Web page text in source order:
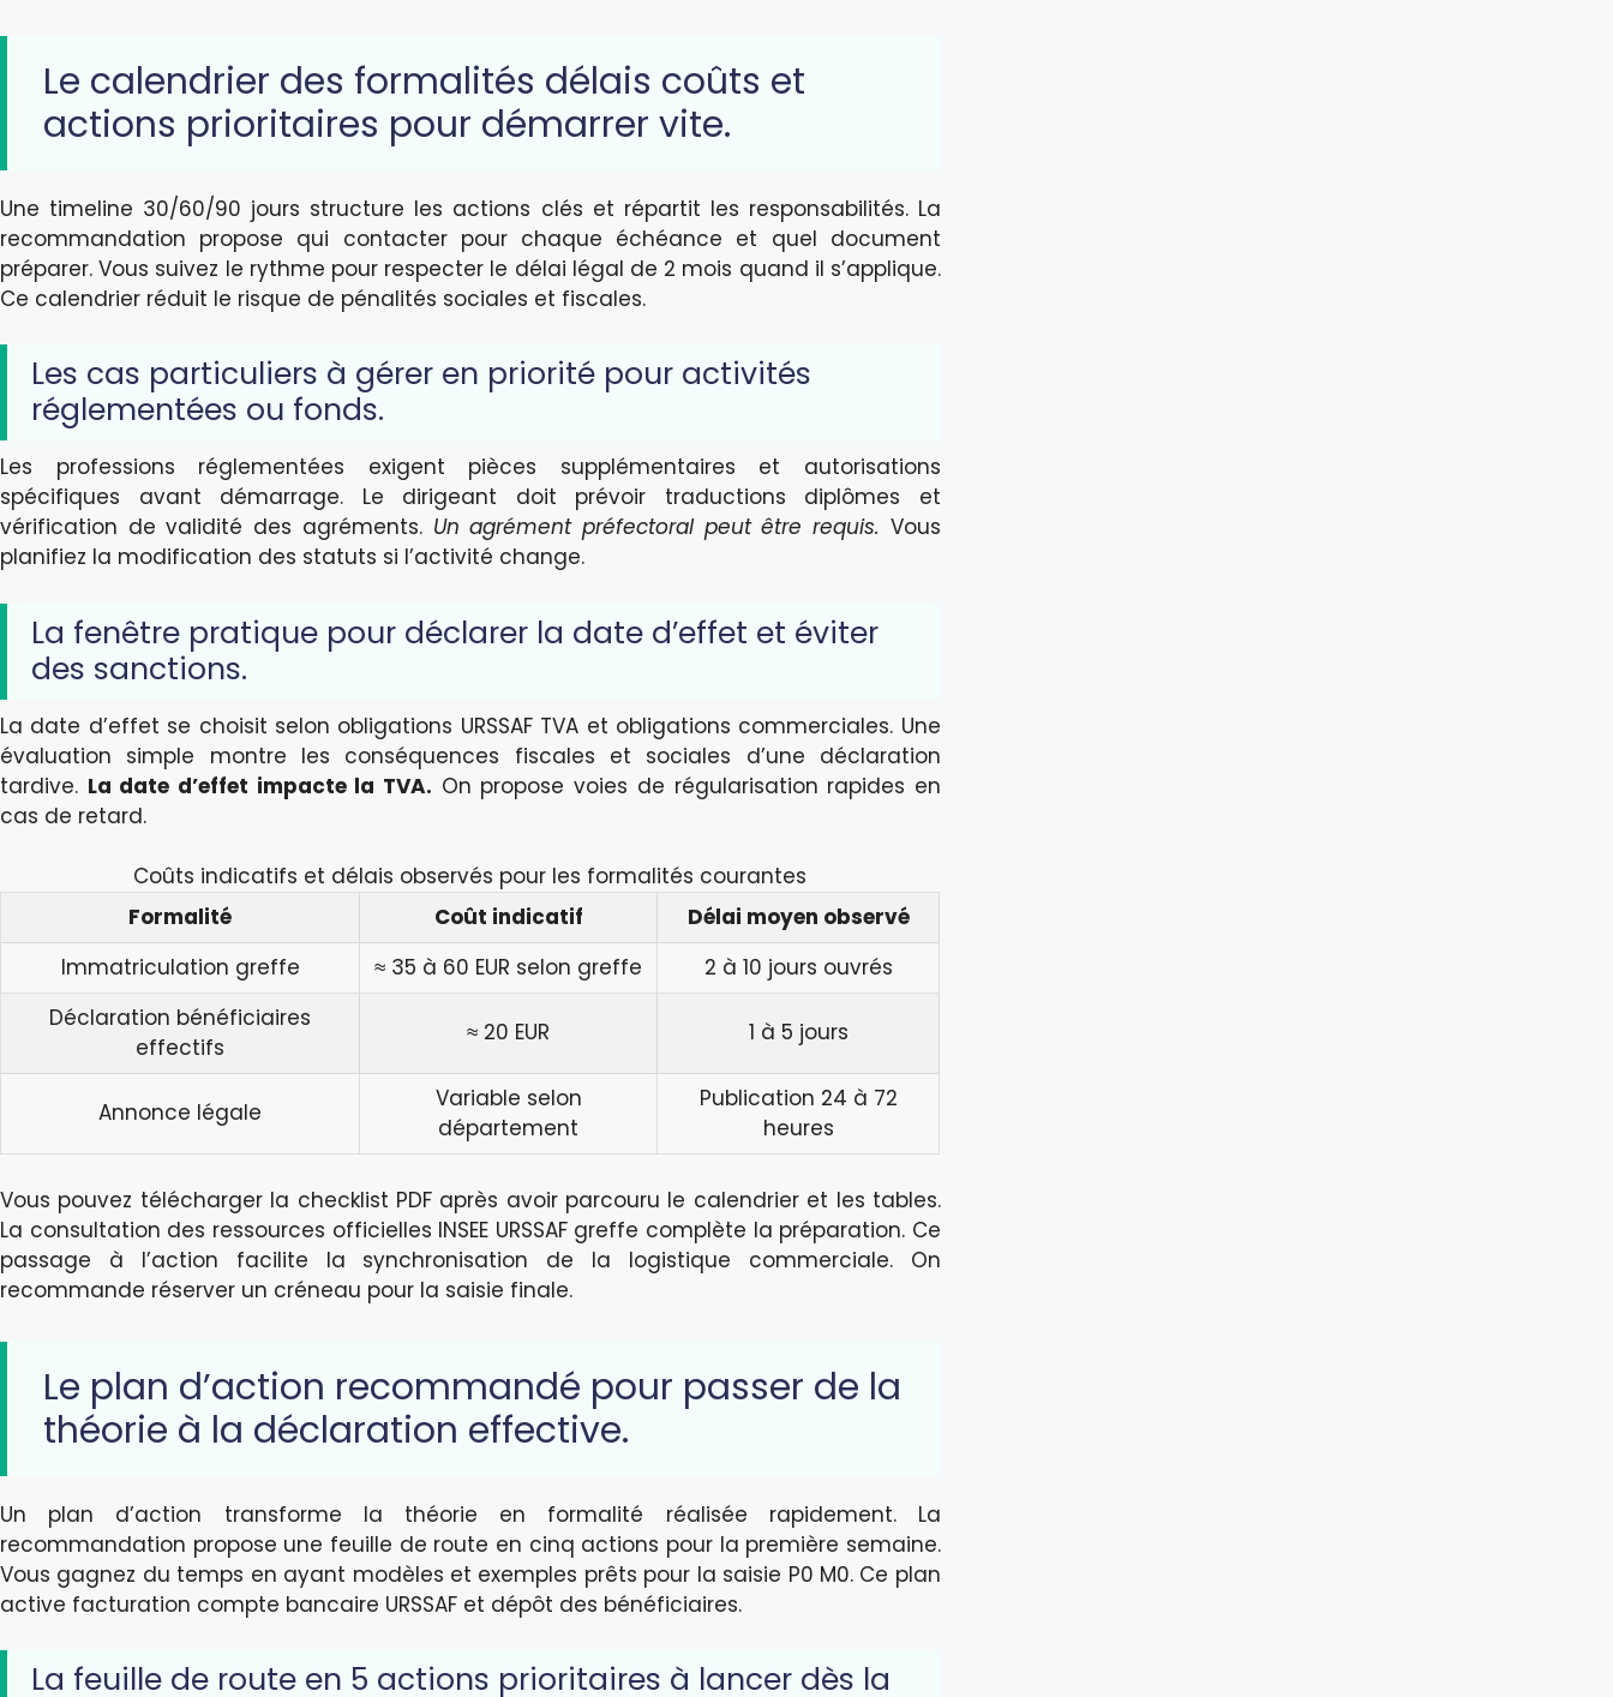
Le calendrier des formalités délais coûts et
actions prioritaires pour démarrer vite.
Une timeline 30/60/90 jours structure les actions clés et répartit les responsabilités. La
recommandation propose qui contacter pour chaque échéance et quel document
préparer. Vous suivez le rythme pour respecter le délai légal de 2 mois quand il s’applique.
Ce calendrier réduit le risque de pénalités sociales et fiscales.
Les cas particuliers à gérer en priorité pour activités
réglementées ou fonds.
Les professions réglementées exigent pièces supplémentaires et autorisations
spécifiques avant démarrage. Le dirigeant doit prévoir traductions diplômes et
vérification de validité des agréments. Un agrément préfectoral peut être requis. Vous
planifiez la modification des statuts si l’activité change.
La fenêtre pratique pour déclarer la date d’effet et éviter
des sanctions.
La date d’effet se choisit selon obligations URSSAF TVA et obligations commerciales. Une
évaluation simple montre les conséquences fiscales et sociales d’une déclaration
tardive. La date d’effet impacte la TVA. On propose voies de régularisation rapides en
cas de retard.
Coûts indicatifs et délais observés pour les formalités courantes
Formalité
Coût indicatif
Délai moyen observé
Immatriculation greffe
≈ 35 à 60 EUR selon greffe
2 à 10 jours ouvrés
Déclaration bénéficiaires
effectifs
≈ 20 EUR 1 à 5 jours
Annonce légale
Variable selon
département
Publication 24 à 72
heures
Vous pouvez télécharger la checklist PDF après avoir parcouru le calendrier et les tables.
La consultation des ressources officielles INSEE URSSAF greffe complète la préparation. Ce
passage à l’action facilite la synchronisation de la logistique commerciale. On
recommande réserver un créneau pour la saisie finale.
Le plan d’action recommandé pour passer de la
théorie à la déclaration effective.
Un plan d’action transforme la théorie en formalité réalisée rapidement. La
recommandation propose une feuille de route en cinq actions pour la première semaine.
Vous gagnez du temps en ayant modèles et exemples prêts pour la saisie P0 M0. Ce plan
active facturation compte bancaire URSSAF et dépôt des bénéficiaires.
La feuille de route en 5 actions prioritaires à lancer dès la